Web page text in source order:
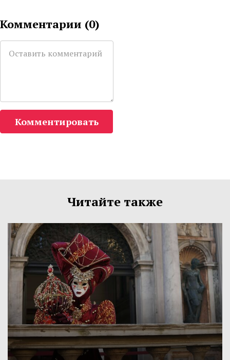
Комментарии (0)
Комментировать
Читайте также